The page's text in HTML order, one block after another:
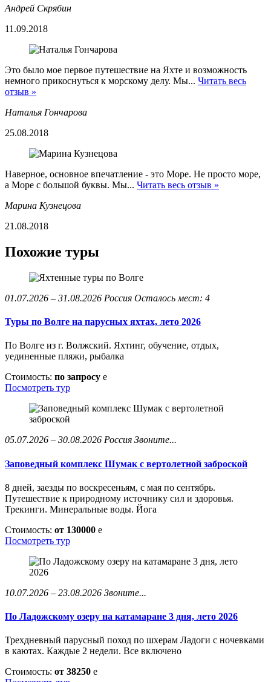
Андрей Скрябин
11.09.2018
Это было мое первое путешествие на Яхте и возможность
немного прикоснуться к морскому делу. Мы... Читать весь
отзыв »
Наталья Гончарова
25.08.2018
Наверное, основное впечатление - это Море. Не просто море,
а Море с большой буквы. Мы... Читать весь отзыв »
Марина Кузнецова
21.08.2018
Похожие туры
01.07.2026 – 31.08.2026 Россия Осталось мест: 4
Туры по Волге на парусных яхтах, лето 2026
По Волге из г. Волжский. Яхтинг, обучение, отдых,
уединенные пляжи, рыбалка
Стоимость: по запросу e
Посмотреть тур
05.07.2026 – 30.08.2026 Россия Звоните...
Заповедный комплекс Шумак с вертолетной заброской
8 дней, заезды по воскресеньям, с мая по сентябрь.
Путешествие к природному источнику сил и здоровья.
Трекинги. Минеральные воды. Йога
Стоимость: от 130000 e
Посмотреть тур
10.07.2026 – 23.08.2026 Звоните...
По Ладожскому озеру на катамаране 3 дня, лето 2026
Трехдневный парусный поход по шхерам Ладоги с ночевками
в каютах. Каждые 2 недели. Все включено
Стоимость: от 38250 e